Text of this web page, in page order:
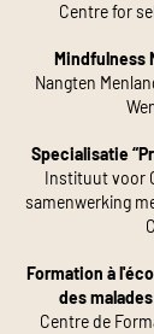
Centre for
Mindfulness
Nangten
Specialisatie
Instituut voor
samenwerking
Formation à
des
Centre de